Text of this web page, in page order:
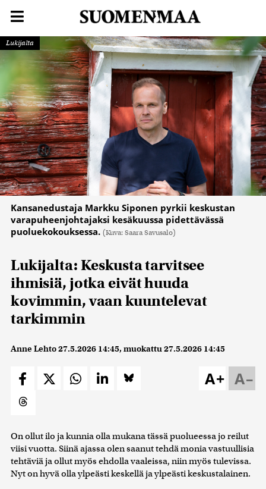
Lukijalta
Kansanedustaja Markku Siponen pyrkii keskustan
varapuheenjohtajaksi kesäkuussa pidettävässä
puoluekokouksessa. (Kuva: Saara Savusalo)
Lukijalta: Keskusta tarvitsee
ihmisiä, jotka eivät huuda
kovimmin, vaan kuuntelevat
tarkimmin
Anne Lehto27.5.2026 14:45, muokattu27.5.2026 14:45
A–
A+
On ollut ilo ja kunnia olla mukana tässä puolueessa jo reilut
viisi vuotta. Siinä ajassa olen saanut tehdä monia vastuullisia
tehtäviä ja ollut myös ehdolla vaaleissa, niin myös tulevissa.
Nyt on hyvä olla ylpeästi keskellä ja ylpeästi keskustalainen.